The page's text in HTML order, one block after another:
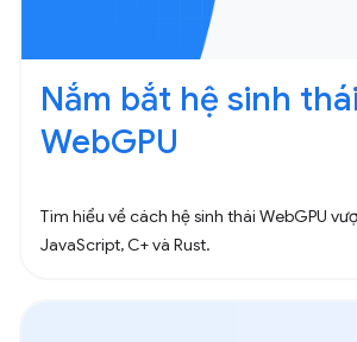
Nắm bắt hệ sinh thái
WebGPU
Tìm hiểu về cách hệ sinh thái WebGPU
JavaScript, C+ và Rust.